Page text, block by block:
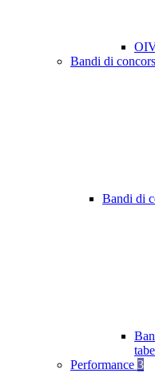
Bandi di
Bandi di
Performance 3